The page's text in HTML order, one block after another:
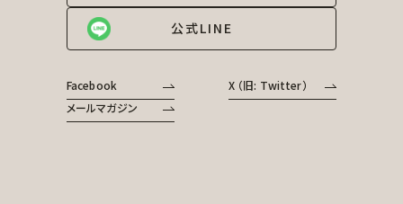
公式LINE
Facebook
X （旧: Twitter）
メールマガジン